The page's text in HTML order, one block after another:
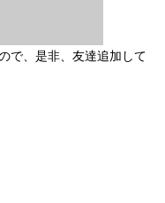
で、是非、友達追加して